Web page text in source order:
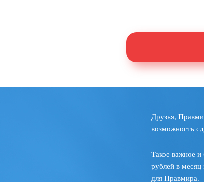
Друзья,
возможность
Такое важное
рублей в
для Правмира.